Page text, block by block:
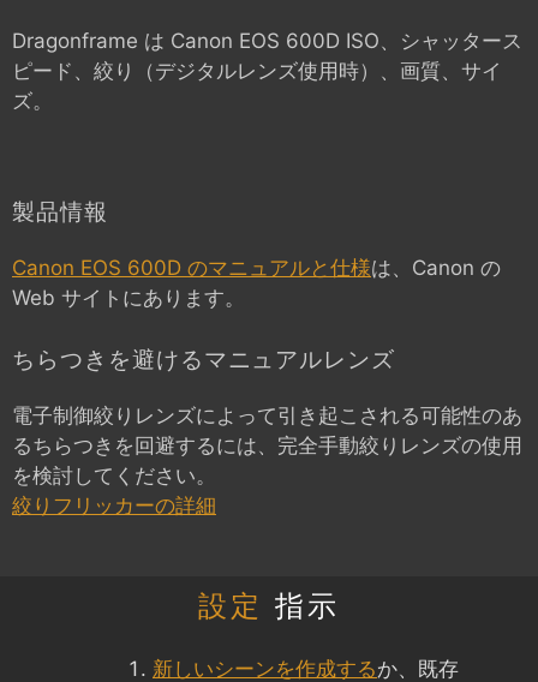
Dragonframe は Canon EOS 600D ISO、シャッタース
ピード、絞り（デジタルレンズ使用時）、画質、サイ
ズ。
製品情報
Canon EOS 600D のマニュアルと仕様は、Canon の
Web サイトにあります。
ちらつきを避けるマニュアルレンズ
電子制御絞りレンズによって引き起こされる可能性のあ
るちらつきを回避するには、完全手動絞りレンズの使用
を検討してください。
絞りフリッカーの詳細
設定 指示
新しいシーンを作成するか、既存